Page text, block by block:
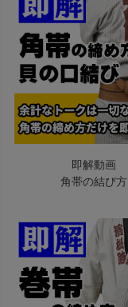
即解動画
角帯の結び方